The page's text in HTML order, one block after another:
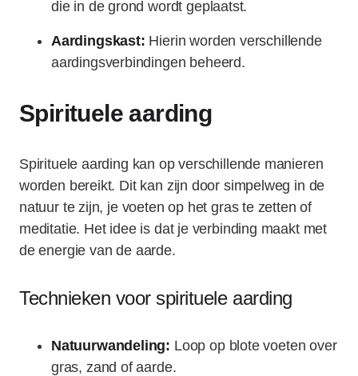
die in de grond wordt geplaatst.
Aardingskast: Hierin worden verschillende
aardingsverbindingen beheerd.
Spirituele aarding
Spirituele aarding kan op verschillende manieren
worden bereikt. Dit kan zijn door simpelweg in de
natuur te zijn, je voeten op het gras te zetten of
meditatie. Het idee is dat je verbinding maakt met
de energie van de aarde.
Technieken voor spirituele aarding
Natuurwandeling: Loop op blote voeten over
gras, zand of aarde.